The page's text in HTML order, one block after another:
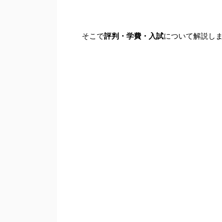
そこで評判・学費・入試について解説し